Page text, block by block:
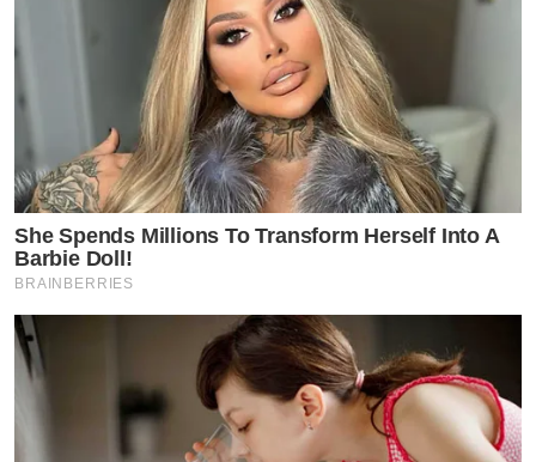
She Spends Millions To Transform Herself Into A
Barbie Doll!
BRAINBERRIES